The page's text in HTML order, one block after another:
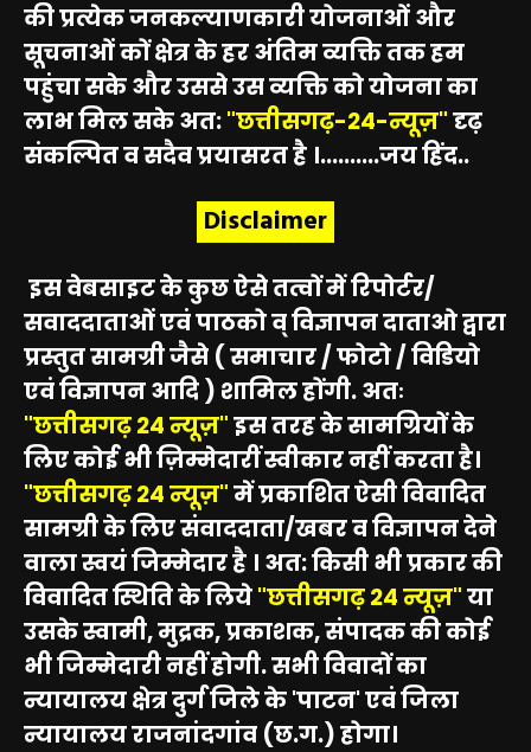
की प्रत्येक जनकल्याणकारी योजनाओं और
सूचनाओं कों क्षेत्र के हर अंतिम व्यक्ति तक हम
पहुंचा सके और उससे उस व्यक्ति को योजना का
लाभ मिल सके अत:"छत्तीसगढ़-24-न्यूज़"दृढ़
संकल्पित व सदैव प्रयासरत है ।..........जय हिंद..
Disclaimer
इस वेबसाइट के कुछ ऐसे तत्वों में रिपोर्टर/
सवाददाताओं एवं पाठको व् विज्ञापन दाताओ द्वारा
प्रस्तुत सामग्री जैसे ( समाचार / फोटो / विडियो
एवं विज्ञापन आदि ) शामिल होंगी. अतः
"छत्तीसगढ़ 24 न्यूज़"इस तरह के सामग्रियों के
लिए कोई भी ज़िम्मेदारीं स्वीकार नहीं करता है।
"छत्तीसगढ़ 24 न्यूज़"में प्रकाशित ऐसी विवादित
सामग्री के लिए संवाददाता/खबर व विज्ञापन देने
वाला स्वयं जिम्मेदार है । अत: किसी भी प्रकार की
विवादित स्थिति के लिये"छत्तीसगढ़ 24 न्यूज़"या
उसके स्वामी, मुद्रक, प्रकाशक, संपादक की कोई
भी जिम्मेदारी नहीं होगी. सभी विवादों का
न्यायालय क्षेत्र दुर्ग जिले के 'पाटन' एवं जिला
न्यायालय राजनांदगांव (छ.ग.) होगा।